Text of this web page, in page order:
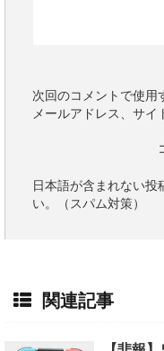
次回のコメントで使用
メールアドレス、サイ
日本語が含まれない投
い。（スパム対策）
関連記事